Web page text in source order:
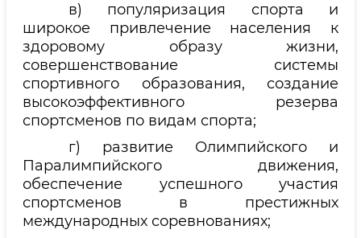
в) популяризация спорта и
широкое привлечение населения к
здоровому образу жизни,
совершенствование системы
спортивного образования, создание
высокоэффективного резерва
спортсменов по видам спорта;
г) развитие Олимпийского и
Паралимпийского движения,
обеспечение успешного участия
спортсменов в престижных
международных соревнованиях;